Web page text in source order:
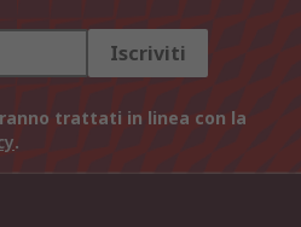
Iscriviti
trattati in linea con la
.